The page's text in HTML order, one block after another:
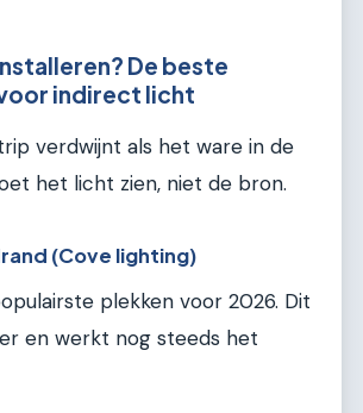
De beste
indirect licht
verdwijnt als het ware in de
het licht zien, niet de bron.
(Cove lighting)
plekken voor 2026. Dit
en werkt nog steeds het